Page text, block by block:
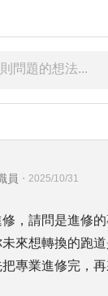
員 ・ 2025/10/31
，請問是進修的
來想轉換的跑
專業進修完，